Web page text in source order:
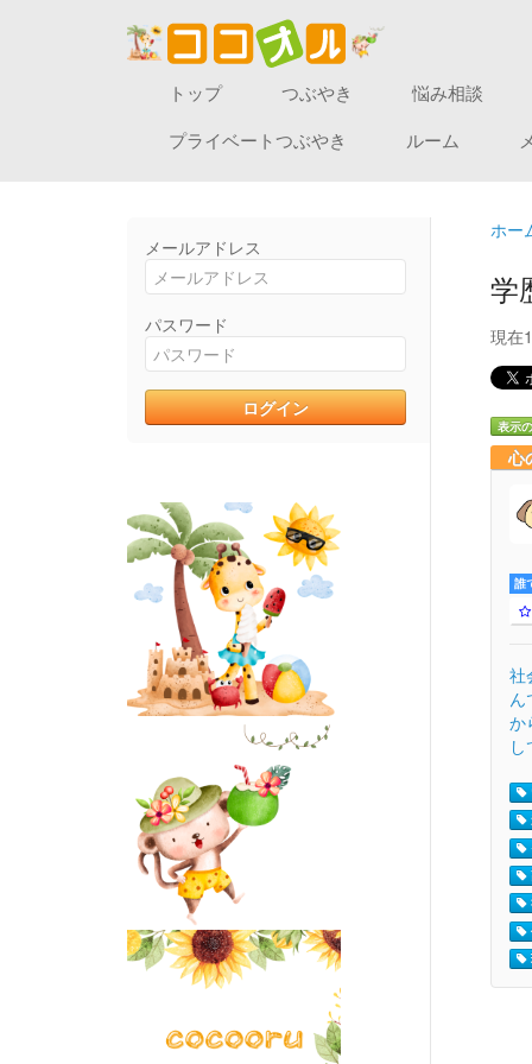
トップ つぶやき
悩み相談
プライベートつぶやき
ルーム
メールアドレス
パスワード
ホー
学
現在
表示
心
誰
社
か